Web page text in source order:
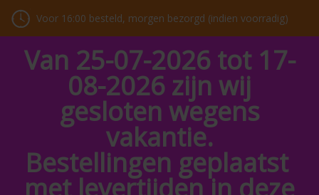
Voor 16:00 besteld, morgen bezorgd (indien voorradig)
Van 25-07-2026 tot 17-
08-2026 zijn wij
gesloten wegens
vakantie.
Bestellingen geplaatst